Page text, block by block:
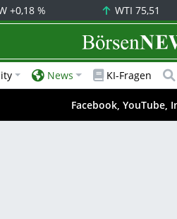
+0,18 % WTI75,51
BörsenNEWS.de
News KI-Fragen
Facebook, YouTube,